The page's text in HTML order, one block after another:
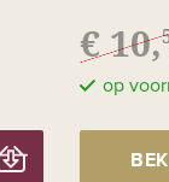
€ 10,
op